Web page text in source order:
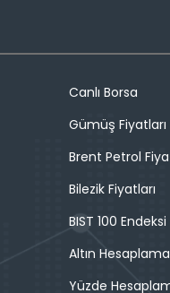
Canlı Borsa
Gümüş Fiyatları
Brent Petrol
Bilezik Fiyatları
BIST 100 Endeksi
Altın Hesaplama
Yüzde